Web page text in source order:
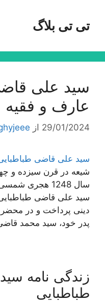
محتواتی تی بلاگ
سید علی
عارف و فقیه
29/01/2024 از
سید علی قاضی
شیعه در قرن سیزده و
سال 1248 هجری
سید علی قاضی
دینی پرداخت و در محضر
پدر خود، سید محمد
زندگی نامه
طباطبایی